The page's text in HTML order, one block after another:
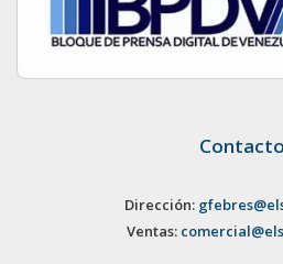
Dirección:
Ventas: